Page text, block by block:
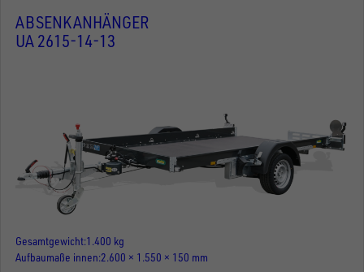
ABSENKANHÄNGER
UA 2615-14-13
Gesamtgewicht 1.400 kg
Aufbaumaße innen 2.600 × 1.550 × 150 mm